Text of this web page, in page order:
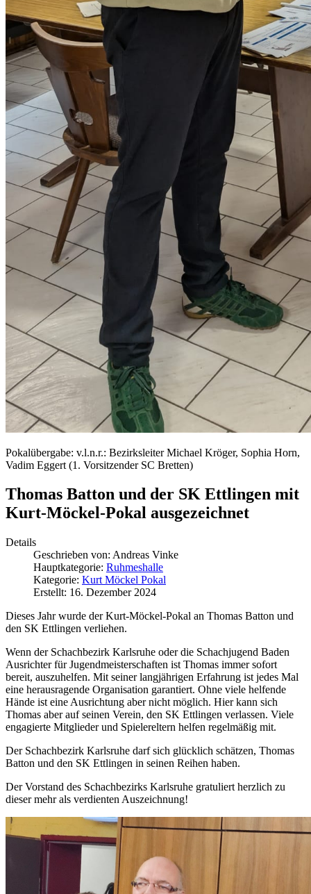
Pokalübergabe: v.l.n.r.: Bezirksleiter Michael Kröger, Sophia Horn,
Vadim Eggert (1. Vorsitzender SC Bretten)
Thomas Batton und der SK Ettlingen mit
Kurt-Möckel-Pokal ausgezeichnet
Details
Geschrieben von: Andreas Vinke
Hauptkategorie: Ruhmeshalle
Kategorie: Kurt Möckel Pokal
Erstellt: 16. Dezember 2024
Dieses Jahr wurde der Kurt-Möckel-Pokal an Thomas Batton und
den SK Ettlingen verliehen.
Wenn der Schachbezirk Karlsruhe oder die Schachjugend Baden
Ausrichter für Jugendmeisterschaften ist Thomas immer sofort
bereit, auszuhelfen. Mit seiner langjährigen Erfahrung ist jedes Mal
eine herausragende Organisation garantiert. Ohne viele helfende
Hände ist eine Ausrichtung aber nicht möglich. Hier kann sich
Thomas aber auf seinen Verein, den SK Ettlingen verlassen. Viele
engagierte Mitglieder und Spielereltern helfen regelmäßig mit.
Der Schachbezirk Karlsruhe darf sich glücklich schätzen, Thomas
Batton und den SK Ettlingen in seinen Reihen haben.
Der Vorstand des Schachbezirks Karlsruhe gratuliert herzlich zu
dieser mehr als verdienten Auszeichnung!